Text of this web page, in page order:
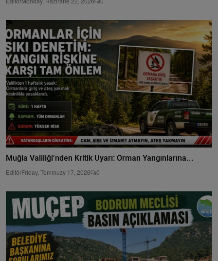
Muğla Valiliği’nden Kritik Uyarı: Orman Yangınlarına...
EditörFriday, Temmuzy 17, 2026 0